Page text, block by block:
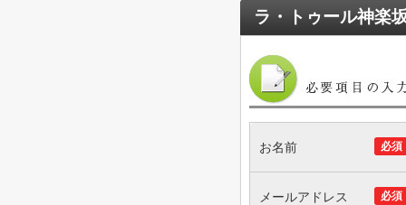
ラ・トゥール神楽
必須
お名前
必須
メールアドレス